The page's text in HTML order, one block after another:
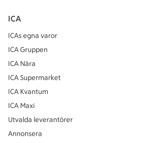
ICA
ICAs egna varor
ICA Gruppen
ICA Nära
ICA Supermarket
ICA Kvantum
ICA Maxi
Utvalda leverantörer
Annonsera